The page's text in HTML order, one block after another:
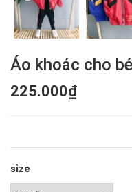
Áo khoác cho
225.000₫
size